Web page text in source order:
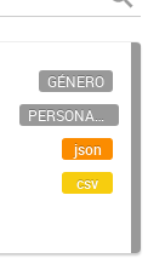
GÉNERO
PERSONAL CIENTÍFICO-TECNOLÓGICO
json
csv